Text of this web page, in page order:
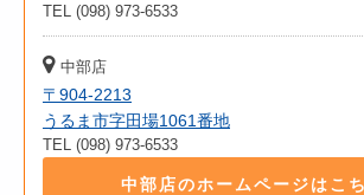
TEL (098) 973-6533
中部店
〒904-2213
うるま市字田場1061番地
TEL (098) 973-6533
中部店のホームページはこ